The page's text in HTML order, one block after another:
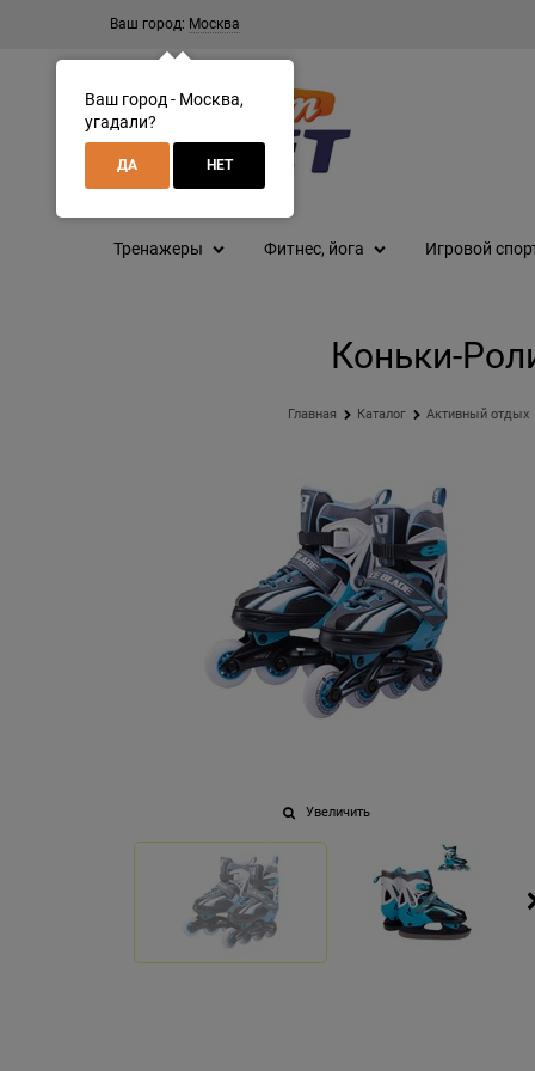
Ваш город: Москва
Тренажеры Фитнес, йога Игровой
Коньки-
Главная Каталог Активный отдых
Увеличить
Ваш город - Москва,
угадали?
ДА НЕТ